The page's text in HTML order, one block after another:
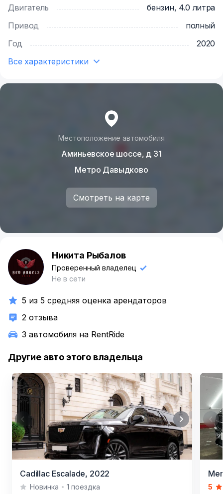
Подарите себе незабываемые эмоции и
Двигатель
бензин, 4.0 литра
Привод
полный
Год
2020
Все характеристики
Местоположение автомобиля
Аминьевское шоссе, д 31
Метро Давыдково
Смотреть на карте
Н Никита Рыбалов
Проверенный владелец
Не в сети
5 из 5 средняя оценка арендаторов
2 отзыва
3 автомобиля на RentRide
Другие авто этого владельца
Cadillac Escalade, 2022
Новинка 1 поездка 5